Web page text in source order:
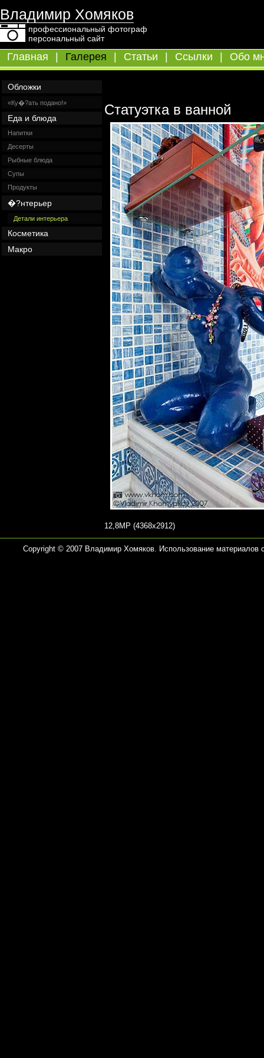
Владимир Хомяков
профессиональный фотограф
персональный сайт
Главная Галерея Статьи Ссылки Обо
Обложки
«Ку�?ать подано!»
Еда и блюда
Напитки
Десерты
Рыбные блюда
Супы
Продукты
�?нтерьер
Детали интерьера
Косметика
Макро
Статуэтка в ванной
12,8MP (4368x2912)
Copyright © 2007 Владимир Хомяков. Использование материалов